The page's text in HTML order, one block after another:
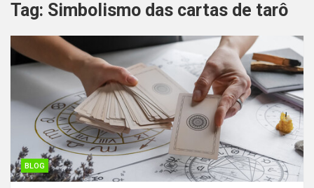
Tag: Simbolismo das cartas de tarô
BLOG